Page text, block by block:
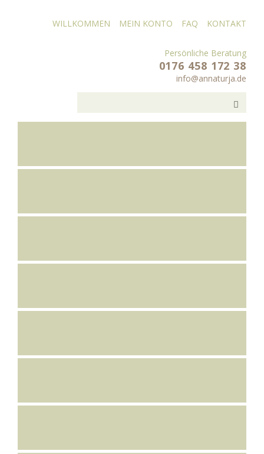
WILLKOMMEN MEIN KONTO FAQ KONTAKT
Persönliche Beratung
0176 458 172 38
info@annaturja.de